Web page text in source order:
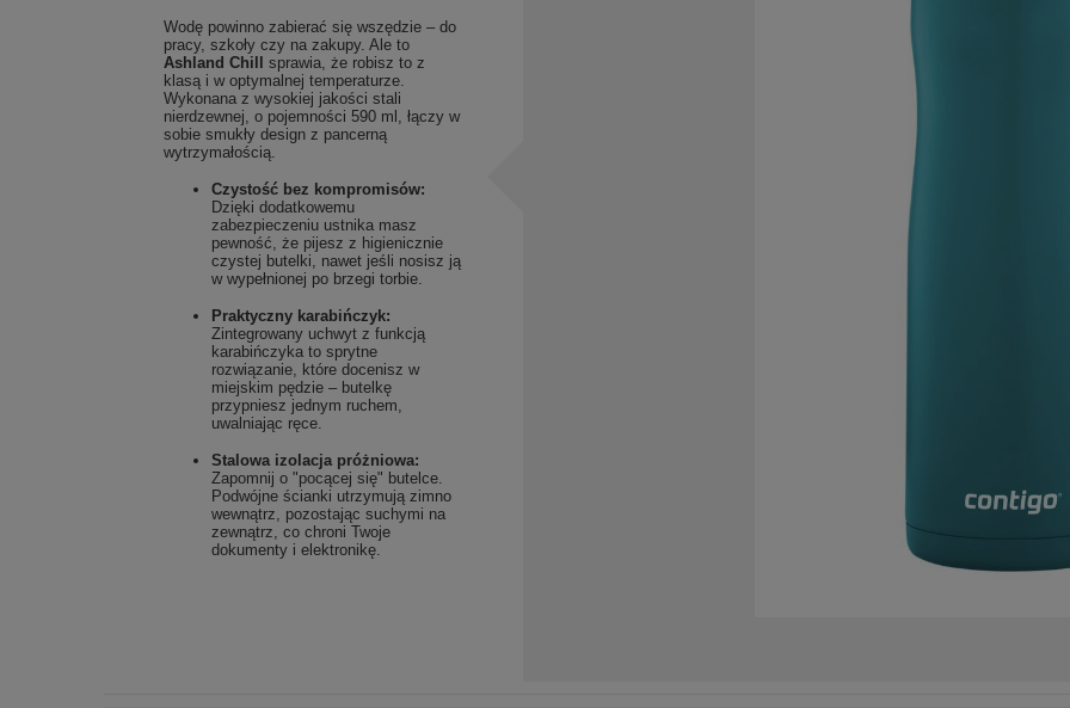
Wodę powinno zabierać się wszędzie – do
pracy, szkoły czy na zakupy. Ale to
Ashland Chill
sprawia, że robisz to z
klasą i w optymalnej temperaturze.
Wykonana z wysokiej jakości stali
nierdzewnej, o pojemności 590 ml, łączy w
sobie smukły design z pancerną
wytrzymałością.
Czystość bez kompromisów:
Dzięki dodatkowemu
zabezpieczeniu ustnika masz
pewność, że pijesz z higienicznie
czystej butelki, nawet jeśli nosisz ją
w wypełnionej po brzegi torbie.
Praktyczny karabińczyk:
Zintegrowany uchwyt z funkcją
karabińczyka to sprytne
rozwiązanie, które docenisz w
miejskim pędzie – butelkę
przypniesz jednym ruchem,
uwalniając ręce.
Stalowa izolacja próżniowa:
Zapomnij o "pocącej się" butelce.
Podwójne ścianki utrzymują zimno
wewnątrz, pozostając suchymi na
zewnątrz, co chroni Twoje
dokumenty i elektronikę.